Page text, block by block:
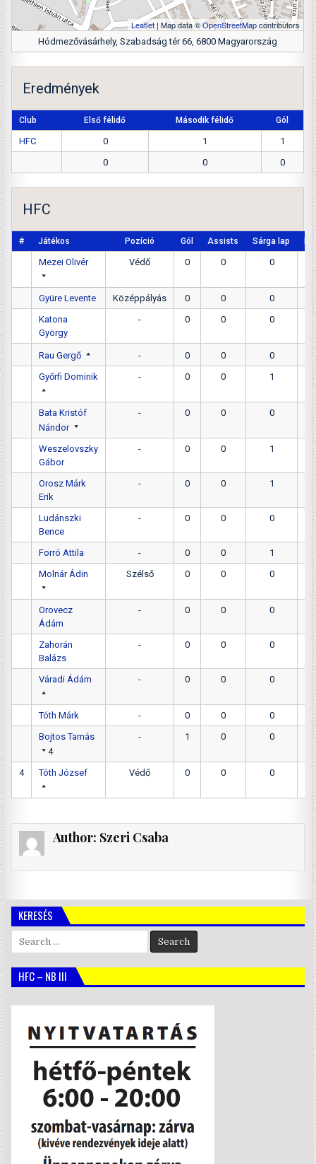
Leaflet | Map data ©OpenStreetMapcontributors
Hódmezővásárhely, Szabadság tér 66, 6800 Magyarország
Eredmények
Club Első félidő Második félidő Gól
HFC 0 1
1
0
0 0
HFC
# Játékos Pozíció Gól Assists Sárga lap
Mezei Olivér Védő 0 0 0
Gyüre Levente Középpályás 0 0
0
Katona
György
- 0 0 0
Rau Gergő - 0 0
0
Győrfi Dominik
- 0 0 1
Bata Kristóf
Nándor
- 0 0 0
Weszelovszky
Gábor
- 0 0 1
Orosz Márk
Erik
- 0 0 1
Ludánszki
Bence
- 0 0 0
Forró Attila - 0 0
1
Molnár Ádin
Szélső 0 0 0
Orovecz
Ádám
- 0 0 0
Zahorán
Balázs
- 0 0 0
Váradi Ádám - 0 0 0
Tóth Márk - 0 0
0
Bojtos Tamás
4
- 1 0 0
4 Tóth József Védő 0 0 0
Author: Szeri Csaba
KERESÉS
Search
for:
HFC – NB III